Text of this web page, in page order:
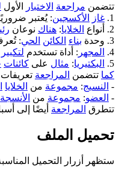
تتضمن مراجعة الاختبار الأول
1. غاز الأكسجين: يُعتبر
2. أنواع
الخلايا: هناك نوعان
3. وحدة
بناء الكائن الحي:
4.
المجهر : أداة تستخدم لتكبير
5.
البكتيريا: مثال على كائنات
كما تتضمن المراجعة تعريفات
- النسيج: مجموعة من الخلايا
- العضو: مجموعة من الأنسجة
تتطرق المراجعة أيضًا إلى
تحميل الملف
ستظهر أزرار التحميل